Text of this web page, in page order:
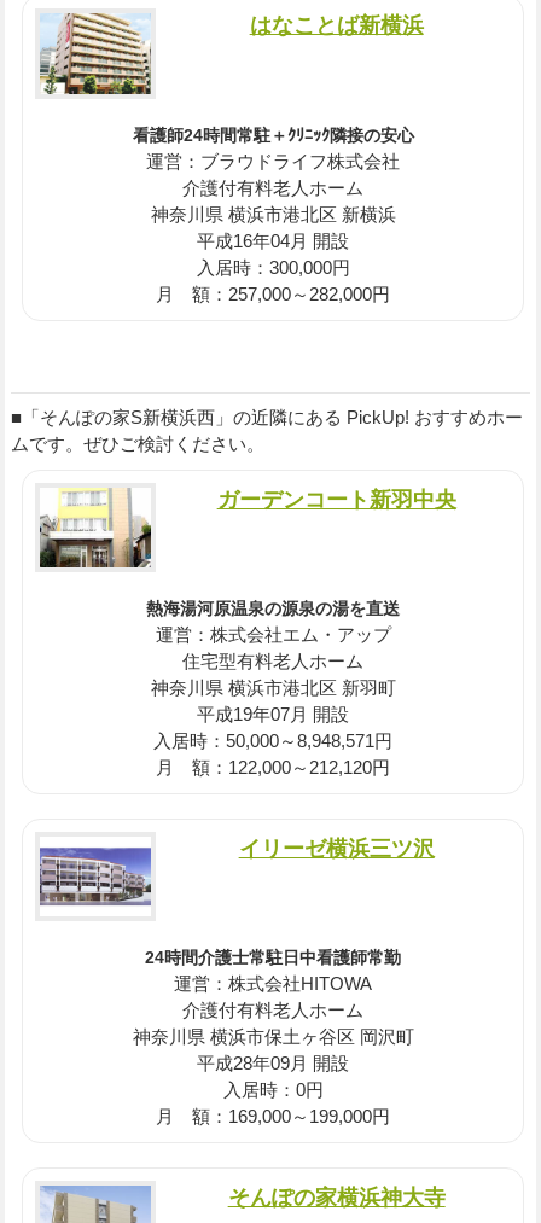
はなことば新横浜
看護師24時間常駐＋ｸﾘﾆｯｸ隣接の安心
運営：ブラウドライフ株式会社
介護付有料老人ホーム
神奈川県 横浜市港北区 新横浜
平成16年04月 開設
入居時：300,000円
月 額：257,000～282,000円
■「そんぽの家S新横浜西」の近隣にある PickUp! おすすめホー
ムです。ぜひご検討ください。
ガーデンコート新羽中央
熱海湯河原温泉の源泉の湯を直送
運営：株式会社エム・アップ
住宅型有料老人ホーム
神奈川県 横浜市港北区 新羽町
平成19年07月 開設
入居時：50,000～8,948,571円
月 額：122,000～212,120円
イリーゼ横浜三ツ沢
24時間介護士常駐日中看護師常勤
運営：株式会社HITOWA
介護付有料老人ホーム
神奈川県 横浜市保土ヶ谷区 岡沢町
平成28年09月 開設
入居時：0円
月 額：169,000～199,000円
そんぽの家横浜神大寺